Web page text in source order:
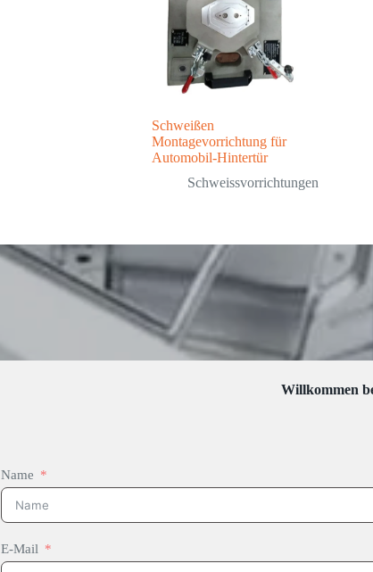
Schweißen
Montagevorrichtung für
Automobil-Hintertür
Schweissvorrichtungen
Willkommen
Name
E-Mail